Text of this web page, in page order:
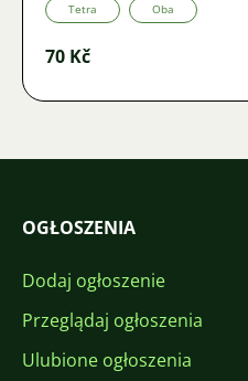
Tetra Oba
70 Kč
OGŁOSZENIA
Dodaj ogłoszenie
Przeglądaj ogłoszenia
Ulubione ogłoszenia